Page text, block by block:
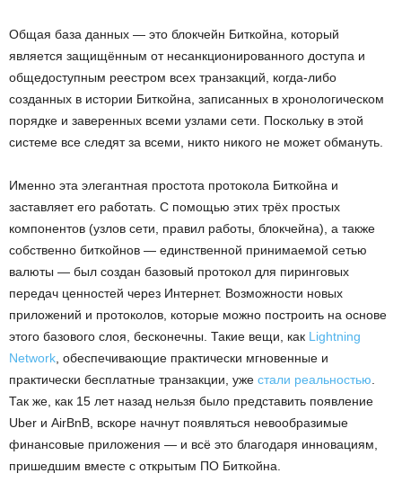
Общая база данных — это блокчейн Биткойна, который
является защищённым от несанкционированного доступа и
общедоступным реестром всех транзакций, когда-либо
созданных в истории Биткойна, записанных в хронологическом
порядке и заверенных всеми узлами сети. Поскольку в этой
системе все следят за всеми, никто никого не может обмануть.
Именно эта элегантная простота протокола Биткойна и
заставляет его работать. С помощью этих трёх простых
компонентов (узлов сети, правил работы, блокчейна), а также
собственно биткойнов — единственной принимаемой сетью
валюты — был создан базовый протокол для пиринговых
передач ценностей через Интернет. Возможности новых
приложений и протоколов, которые можно построить на основе
этого базового слоя, бесконечны. Такие вещи, как Lightning
Network, обеспечивающие практически мгновенные и
практически бесплатные транзакции, уже стали реальностью.
Так же, как 15 лет назад нельзя было представить появление
Uber и AirBnB, вскоре начнут появляться невообразимые
финансовые приложения — и всё это благодаря инновациям,
пришедшим вместе с открытым ПО Биткойна.